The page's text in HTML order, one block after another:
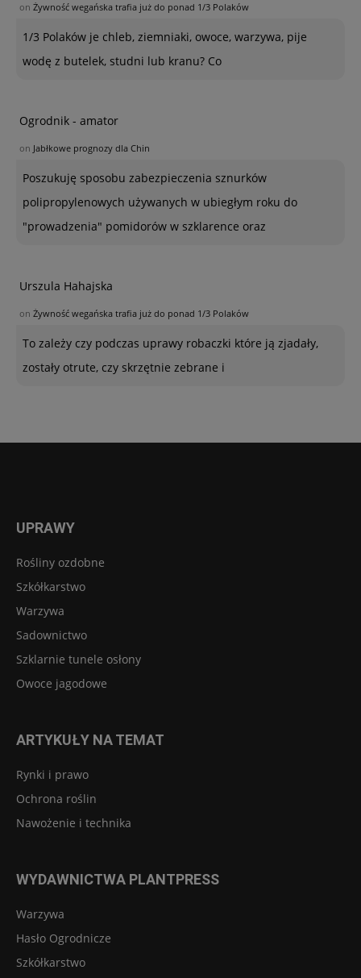
on Żywność wegańska trafia już do ponad 1/3 Polaków
1/3 Polaków je chleb, ziemniaki, owoce, warzywa, pije
wodę z butelek, studni lub kranu? Co
Ogrodnik - amator
on Jabłkowe prognozy dla Chin
Poszukuję sposobu zabezpieczenia sznurków
polipropylenowych używanych w ubiegłym roku do
"prowadzenia" pomidorów w szklarence oraz
Urszula Hahajska
on Żywność wegańska trafia już do ponad 1/3 Polaków
To zależy czy podczas uprawy robaczki które ją zjadały,
zostały otrute, czy skrzętnie zebrane i
UPRAWY
Rośliny ozdobne
Szkółkarstwo
Warzywa
Sadownictwo
Szklarnie tunele osłony
Owoce jagodowe
ARTYKUŁY NA TEMAT
Rynki i prawo
Ochrona roślin
Nawożenie i technika
WYDAWNICTWA PLANTPRESS
Warzywa
Hasło Ogrodnicze
Szkółkarstwo